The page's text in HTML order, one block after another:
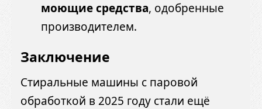
моющие средства, одобренные
производителем.
Заключение
Стиральные машины с паровой
обработкой в 2025 году стали ещё